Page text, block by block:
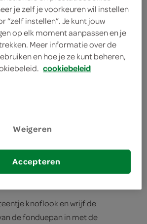
knoflook en wrijf de
de fonduepan in met de
je zelf je voorkeuren wil instellen
“zelf instellen”. Je kunt jouw
op elk moment aanpassen en je
Meer informatie over de
en hoe je ze kunt beheren,
cookiebeleid
Weigeren
Accepteren